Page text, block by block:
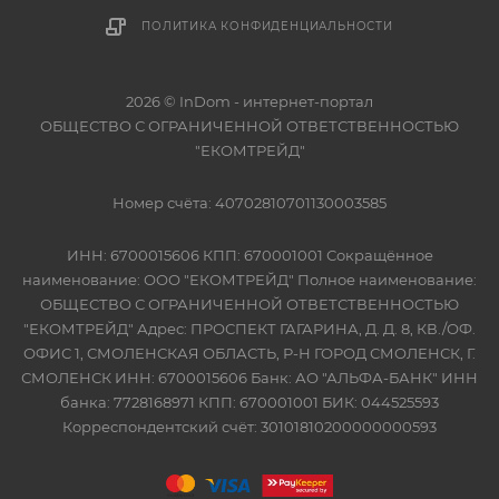
ПОЛИТИКА КОНФИДЕНЦИАЛЬНОСТИ
2026 © InDom - интернет-портал
ОБЩЕСТВО С ОГРАНИЧЕННОЙ ОТВЕТСТВЕННОСТЬЮ
"ЕКОМТРЕЙД"
Номер счёта: 40702810701130003585
ИНН: 6700015606 КПП: 670001001 Сокращённое
наименование: ООО "ЕКОМТРЕЙД" Полное наименование:
ОБЩЕСТВО С ОГРАНИЧЕННОЙ ОТВЕТСТВЕННОСТЬЮ
"ЕКОМТРЕЙД" Адрес: ПРОСПЕКТ ГАГАРИНА, Д. Д. 8, КВ./ОФ.
ОФИС 1, СМОЛЕНСКАЯ ОБЛАСТЬ, Р-Н ГОРОД СМОЛЕНСК, Г.
СМОЛЕНСК ИНН: 6700015606 Банк: АО "АЛЬФА-БАНК" ИНН
банка: 7728168971 КПП: 670001001 БИК: 044525593
Корреспондентский счёт: 30101810200000000593